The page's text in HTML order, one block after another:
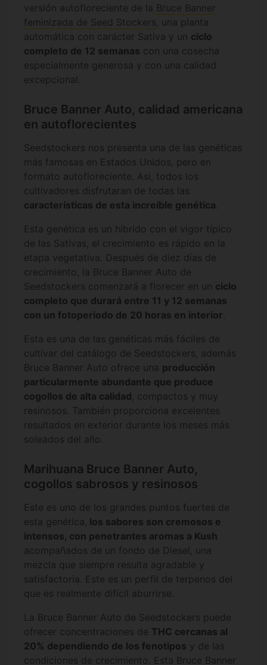
versión autofloreciente de la Bruce Banner
feminizada de Seed Stockers , una planta
automática con carácter Sativa y un ciclo
completo de 12 semanas con una cosecha
especialmente generosa y con una calidad
excepcional.
Bruce Banner Auto, calidad americana
en autoflorecientes
Seedstockers nos presenta una de las genéticas
más famosas en Estados Unidos, pero en
formato autofloreciente. Asi, todos los
cultivadores disfrutaran de todas las
características de esta increíble genética
Esta genética es un híbrido con el vigor típico
de las Sativas, el crecimiento es rápido en la
etapa vegetativa. Después de diez días de
crecimiento, la Bruce Banner Auto de
Seedstockers comenzará a florecer en un ciclo
completo que durará entre 11 y 12 semanas
con un fotoperiodo de 20 horas en interior
Esta es una de las genéticas más fáciles de
cultivar del catálogo de Seedstockers, además
Bruce Banner Auto ofrece una producción
particularmente abundante que produce
cogollos de alta calidad , compactos y muy
resinosos. También proporciona excelentes
resultados en exterior durante los meses más
soleados del año.
Marihuana Bruce Banner Auto,
cogollos sabrosos y resinosos
Este es uno de los grandes puntos fuertes de
esta genética, los sabores son cremosos e
intensos, con penetrantes aromas a Kush
acompañados de un fondo de Diesel, una
mezcla que siempre resulta agradable y
satisfactoria. Este es un perfil de terpenos del
que es realmente difícil aburrirse.
La Bruce Banner Auto de Seedstockers puede
ofrecer concentraciones de THC cercanas al
20% dependiendo de los fenotipos y de las
condiciones de crecimiento. Esta Bruce Banner